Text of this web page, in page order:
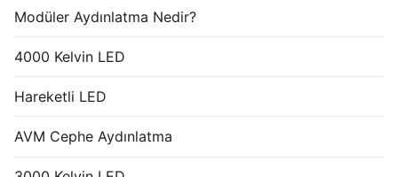
Modüler Aydınlatma Nedir?
4000 Kelvin LED
Hareketli LED
AVM Cephe Aydınlatma